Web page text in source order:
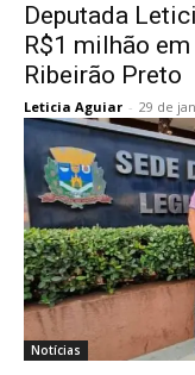
Deputada
R$1 milhão
Ribeirão Preto
Leticia Aguiar - 29 de
Notícias